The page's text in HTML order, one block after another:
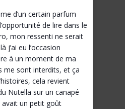
d’un certain parfum
l’opportunité de lire dans le
mon ressenti ne serait
j’ai eu l’occasion
à un moment de ma
me sont interdits, et ça
cela revient
Nutella sur un canapé
avait un petit goût